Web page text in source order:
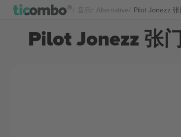
音乐 Alternative Pilot Jonezz
Pilot Jonezz 张